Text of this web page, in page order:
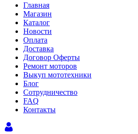
Главная
Магазин
Каталог
Новости
Оплата
Доставка
Договор Оферты
Ремонт моторов
Выкуп мототехники
Блог
Сотрудничество
FAQ
Контакты